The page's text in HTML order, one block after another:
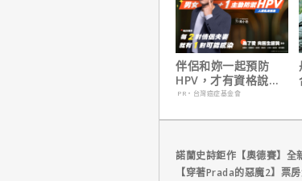
伴侶和妳一起預防
HPV，才有資格說愛
妳！
PR・台灣癌症基金會
諾蘭史詩鉅作【奧德賽】全
【穿著Prada的惡魔2】票